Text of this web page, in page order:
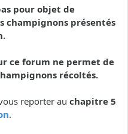
pour objet de
champignons présentés
ce forum ne permet de
récoltés.
reporter au chapitre 5
.